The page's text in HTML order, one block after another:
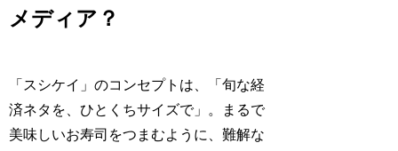
メディア？
「スシケイ」のコンセプトは、「旬な経
済ネタを、ひとくちサイズで」。まるで
美味しいお寿司をつまむように、難解な